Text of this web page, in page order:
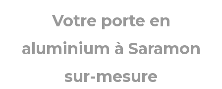
Votre porte en
aluminium à Saramon
sur-mesure